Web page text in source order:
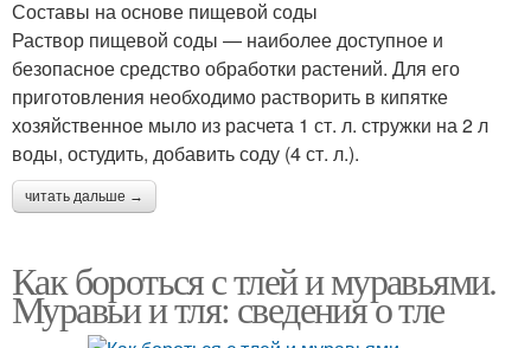
Составы на основе пищевой соды
Раствор пищевой соды — наиболее доступное и
безопасное средство обработки растений. Для его
приготовления необходимо растворить в кипятке
хозяйственное мыло из расчета 1 ст. л. стружки на 2 л
воды, остудить, добавить соду (4 ст. л.).
читать дальше →
Как бороться с тлей и муравьями.
Муравьи и тля: сведения о тле